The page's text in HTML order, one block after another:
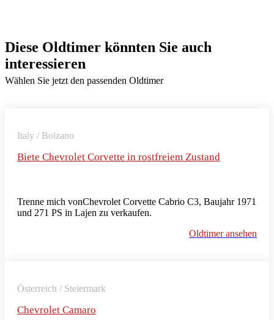
Diese Oldtimer könnten Sie auch
interessieren
Wählen Sie jetzt den passenden Oldtimer
Italy / Bolzano
Biete Chevrolet Corvette in rostfreiem Zustand
Trenne mich vonChevrolet Corvette Cabrio C3, Baujahr 1971
und 271 PS in Lajen zu verkaufen.
Oldtimer ansehen
Österreich / Steiermark
Chevrolet Camaro